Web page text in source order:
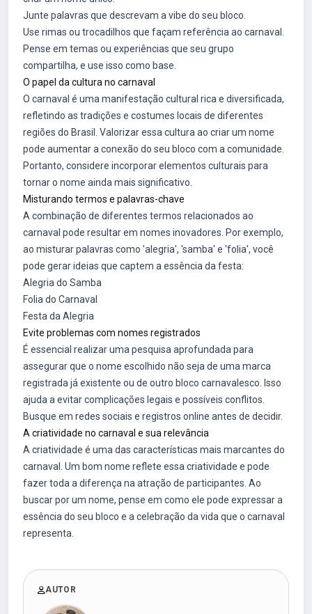
Junte palavras que descrevam a vibe do seu bloco.
Use rimas ou trocadilhos que façam referência ao carnaval.
Pense em temas ou experiências que seu grupo
compartilha, e use isso como base.
O papel da cultura no carnaval
O carnaval é uma manifestação cultural rica e diversificada,
refletindo as tradições e costumes locais de diferentes
regiões do Brasil. Valorizar essa cultura ao criar um nome
pode aumentar a conexão do seu bloco com a comunidade.
Portanto, considere incorporar elementos culturais para
tornar o nome ainda mais significativo.
Misturando termos e palavras-chave
A combinação de diferentes termos relacionados ao
carnaval pode resultar em nomes inovadores. Por exemplo,
ao misturar palavras como 'alegria', 'samba' e 'folia', você
pode gerar ideias que captem a essência da festa:
Alegria do Samba
Folia do Carnaval
Festa da Alegria
Evite problemas com nomes registrados
É essencial realizar uma pesquisa aprofundada para
assegurar que o nome escolhido não seja de uma marca
registrada já existente ou de outro bloco carnavalesco. Isso
ajuda a evitar complicações legais e possíveis conflitos.
Busque em redes sociais e registros online antes de decidir.
A criatividade no carnaval e sua relevância
A criatividade é uma das características mais marcantes do
carnaval. Um bom nome reflete essa criatividade e pode
fazer toda a diferença na atração de participantes. Ao
buscar por um nome, pense em como ele pode expressar a
essência do seu bloco e a celebração da vida que o carnaval
representa.
AUTOR